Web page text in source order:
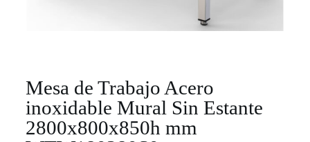
Mesa de Trabajo Acero
inoxidable Mural Sin Estante
2800x800x850h mm